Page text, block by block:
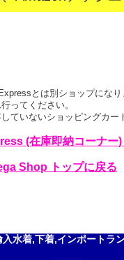
とは別ショップになり
ってください。
ていないショッピングカー
(在庫即納コーナー)
Shop トップに戻る
入水着,下着,インポートラ